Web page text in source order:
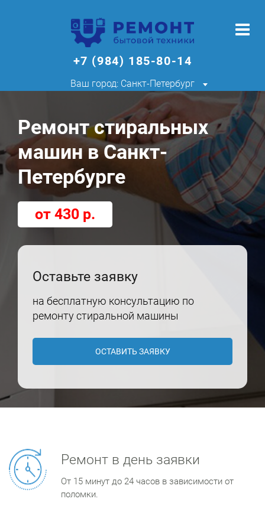
+7 (984) 185-80-14
Ваш город: Санкт-Петербург
Ремонт стиральных
машин в Санкт-
Петербурге
от 430 р.
Оставьте заявку
на бесплатную консультацию по
ремонту стиральной машины
ОСТАВИТЬ ЗАЯВКУ
Ремонт в день заявки
От 15 минут до 24 часов в зависимости от
поломки.